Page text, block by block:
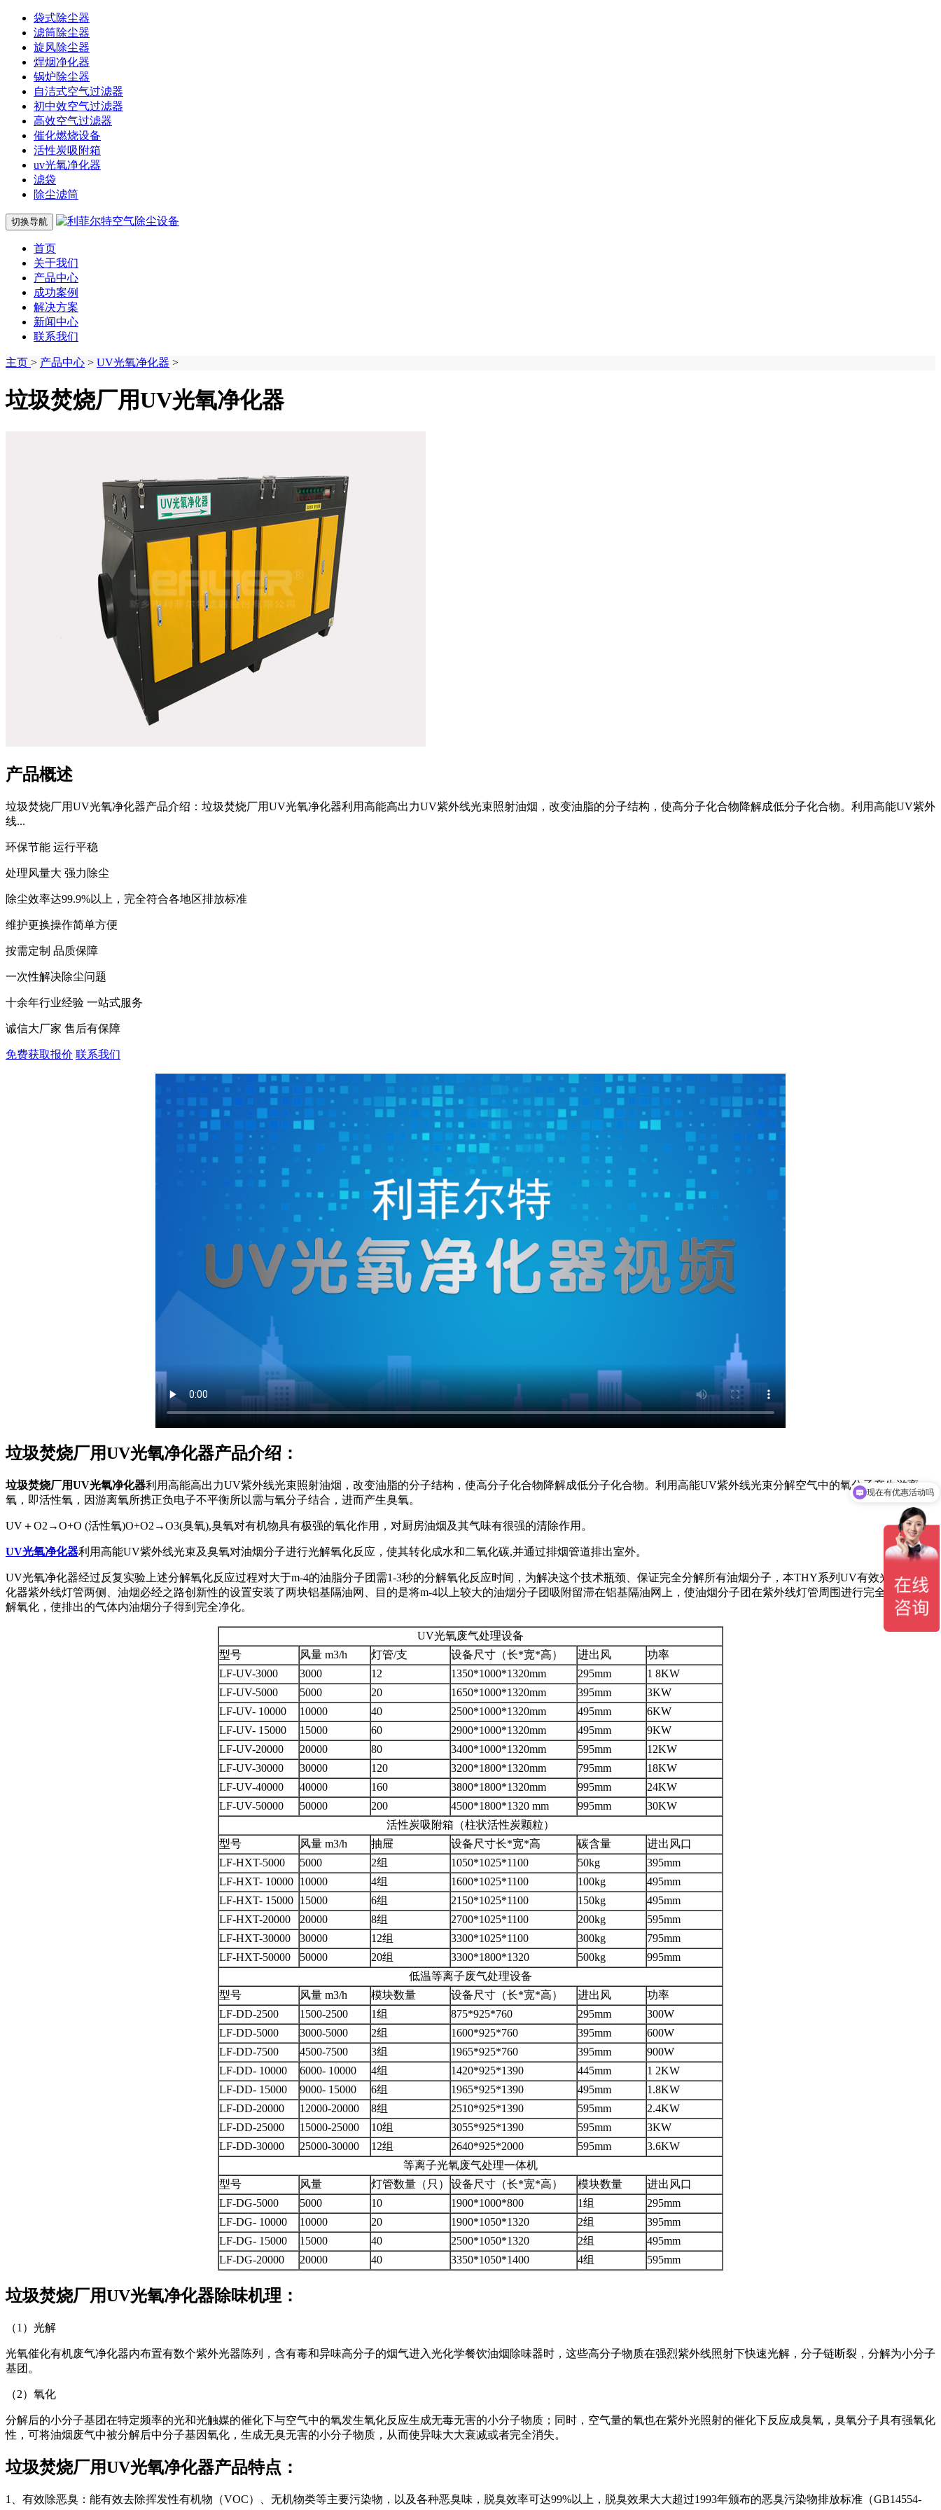
袋式除尘器
滤筒除尘器
旋风除尘器
焊烟净化器
锅炉除尘器
自洁式空气过滤器
初中效空气过滤器
高效空气过滤器
催化燃烧设备
活性炭吸附箱
uv光氧净化器
滤袋
除尘滤筒
切换导航
首页
关于我们
产品中心
成功案例
解决方案
新闻中心
联系我们
主页 > 产品中心 > UV光氧净化器 >
垃圾焚烧厂用UV光氧净化器
产品概述
垃圾焚烧厂用UV光氧净化器产品介绍：垃圾焚烧厂用UV光氧净化器利用高能高出力UV紫外线光束照射油烟，改变油脂的分子结构，使高分子化合物降解成低分子化合物。利用高能UV紫外
线...
环保节能 运行平稳
处理风量大 强力除尘
除尘效率达99.9%以上，完全符合各地区排放标准
维护更换操作简单方便
按需定制 品质保障
一次性解决除尘问题
十余年行业经验 一站式服务
诚信大厂家 售后有保障
免费获取报价 联系我们
垃圾焚烧厂用UV光氧净化器产品介绍：
垃圾焚烧厂用UV光氧净化器利用高能高出力UV紫外线光束照射油烟，改变油脂的分子结构，使高分子化合物降解成低分子化合物。利用高能UV紫外线光束分解空气中的氧分子产生游离
氧，即活性氧，因游离氧所携正负电子不平衡所以需与氧分子结合，进而产生臭氧。
UV＋O2→O+O (活性氧)O+O2→O3(臭氧),臭氧对有机物具有极强的氧化作用，对厨房油烟及其气味有很强的清除作用。
UV光氧净化器利用高能UV紫外线光束及臭氧对油烟分子进行光解氧化反应，使其转化成水和二氧化碳,并通过排烟管道排出室外。
UV光氧净化器经过反复实验上述分解氧化反应过程对大于m-4的油脂分子团需1-3秒的分解氧化反应时间，为解决这个技术瓶颈、保证完全分解所有油烟分子，本THY系列UV有效光解油烟净
化器紫外线灯管两侧、油烟必经之路创新性的设置安装了两块铝基隔油网、目的是将m-4以上较大的油烟分子团吸附留滞在铝基隔油网上，使油烟分子团在紫外线灯管周围进行完全的二次分
解氧化，使排出的气体内油烟分子得到完全净化。
UV光氧废气处理设备
型号
风量 m3/h 灯管/支 设备尺寸（长*宽*高） 进出风
功率
LF-UV-3000
3000 12 1350*1000*1320mm 295mm
1 8KW
LF-UV-5000
5000 20 1650*1000*1320mm 395mm
3KW
LF-UV- 10000
10000 40 2500*1000*1320mm 495mm
6KW
LF-UV- 15000
15000 60 2900*1000*1320mm 495mm
9KW
LF-UV-20000
20000 80 3400*1000*1320mm 595mm
12KW
LF-UV-30000
30000 120 3200*1800*1320mm 795mm
18KW
LF-UV-40000
40000 160 3800*1800*1320mm 995mm
24KW
LF-UV-50000
50000 200 4500*1800*1320 mm 995mm
30KW
活性炭吸附箱（柱状活性炭颗粒）
型号
风量 m3/h 抽屉 设备尺寸长*宽*高 碳含量
进出风口
LF-HXT-5000
5000 2组 1050*1025*1100 50kg
395mm
LF-HXT- 10000 10000 4组 1600*1025*1100 100kg
495mm
LF-HXT- 15000 15000 6组 2150*1025*1100 150kg
495mm
LF-HXT-20000
20000 8组 2700*1025*1100 200kg
595mm
LF-HXT-30000
30000 12组 3300*1025*1100 300kg
795mm
LF-HXT-50000
50000 20组 3300*1800*1320 500kg
995mm
低温等离子废气处理设备
型号
风量 m3/h 模块数量 设备尺寸（长*宽*高） 进出风
功率
LF-DD-2500
1500-2500 1组 875*925*760 295mm
300W
LF-DD-5000
3000-5000 2组 1600*925*760 395mm
600W
LF-DD-7500
4500-7500 3组 1965*925*760 395mm
900W
LF-DD- 10000
6000- 10000 4组 1420*925*1390 445mm
1 2KW
LF-DD- 15000
9000- 15000 6组 1965*925*1390 495mm
1.8KW
LF-DD-20000
12000-20000 8组 2510*925*1390 595mm
2.4KW
LF-DD-25000
15000-25000 10组 3055*925*1390 595mm
3KW
LF-DD-30000
25000-30000 12组 2640*925*2000 595mm
3.6KW
等离子光氧废气处理一体机
型号
风量 灯管数量（只） 设备尺寸（长*宽*高） 模块数量
进出风口
LF-DG-5000
5000 10 1900*1000*800 1组
295mm
LF-DG- 10000
10000 20 1900*1050*1320 2组
395mm
LF-DG- 15000
15000 40 2500*1050*1320 2组
495mm
LF-DG-20000
20000 40 3350*1050*1400 4组 595mm
垃圾焚烧厂用UV光氧净化器除味机理：
（1）光解
光氧催化有机废气净化器内布置有数个紫外光器陈列，含有毒和异味高分子的烟气进入光化学餐饮油烟除味器时，这些高分子物质在强烈紫外线照射下快速光解，分子链断裂，分解为小分子
基团。
（2）氧化
分解后的小分子基团在特定频率的光和光触媒的催化下与空气中的氧发生氧化反应生成无毒无害的小分子物质；同时，空气量的氧也在紫外光照射的催化下反应成臭氧，臭氧分子具有强氧化
性，可将油烟废气中被分解后中分子基因氧化，生成无臭无害的小分子物质，从而使异味大大衰减或者完全消失。
垃圾焚烧厂用UV光氧净化器产品特点：
1、有效除恶臭：能有效去除挥发性有机物（VOC）、无机物类等主要污染物，以及各种恶臭味，脱臭效率可达99%以上，脱臭效果大大超过1993年颁布的恶臭污染物排放标准（GB14554-
现在有优惠活动吗